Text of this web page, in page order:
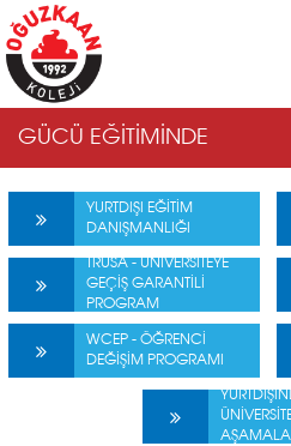
GÜCÜ EĞİTİMİNDE
YURTDIŞI EĞİTİM
DANIŞMANLIĞI
TRUSA - ÜNİVERSİTEYE
GEÇİŞ GARANTİLİ
PROGRAM
WCEP - ÖĞRENCİ
DEĞİŞİM PROGRAMI